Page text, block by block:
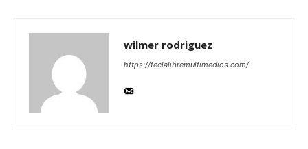
wilmer rodriguez
https://teclalibremultimedios.com/